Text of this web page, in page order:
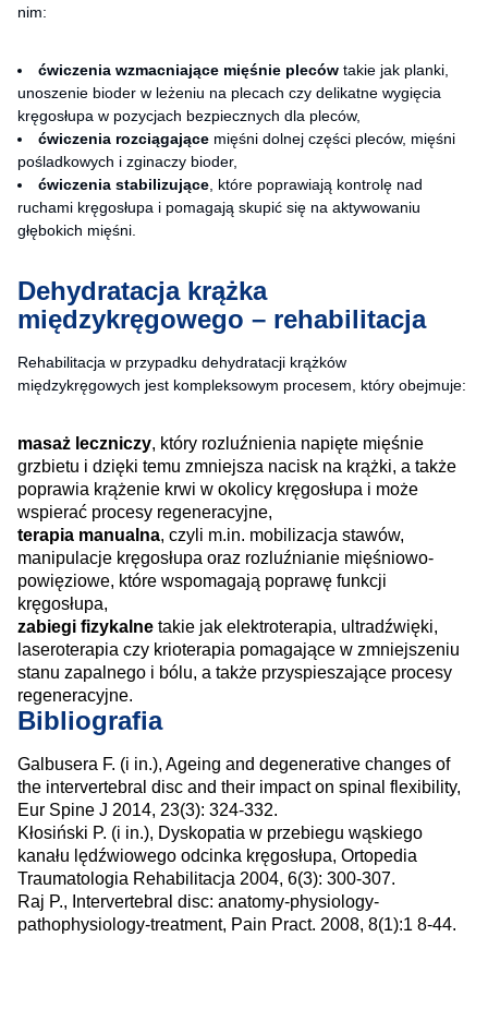
nim:
ćwiczenia wzmacniające mięśnie pleców takie jak planki,
unoszenie bioder w leżeniu na plecach czy delikatne wygięcia
kręgosłupa w pozycjach bezpiecznych dla pleców,
ćwiczenia rozciągające mięśni dolnej części pleców, mięśni
pośladkowych i zginaczy bioder,
ćwiczenia stabilizujące, które poprawiają kontrolę nad
ruchami kręgosłupa i pomagają skupić się na aktywowaniu
głębokich mięśni.
Dehydratacja krążka
międzykręgowego – rehabilitacja
Rehabilitacja w przypadku dehydratacji krążków
międzykręgowych jest kompleksowym procesem, który obejmuje:
masaż leczniczy, który rozluźnienia napięte mięśnie
grzbietu i dzięki temu zmniejsza nacisk na krążki, a także
poprawia krążenie krwi w okolicy kręgosłupa i może
wspierać procesy regeneracyjne,
terapia manualna, czyli m.in. mobilizacja stawów,
manipulacje kręgosłupa oraz rozluźnianie mięśniowo-
powięziowe, które wspomagają poprawę funkcji
kręgosłupa,
zabiegi fizykalne takie jak elektroterapia, ultradźwięki,
laseroterapia czy krioterapia pomagające w zmniejszeniu
stanu zapalnego i bólu, a także przyspieszające procesy
regeneracyjne.
Bibliografia
Galbusera F. (i in.), Ageing and degenerative changes of
the intervertebral disc and their impact on spinal flexibility,
Eur Spine J 2014, 23(3): 324-332.
Kłosiński P. (i in.), Dyskopatia w przebiegu wąskiego
kanału lędźwiowego odcinka kręgosłupa, Ortopedia
Traumatologia Rehabilitacja 2004, 6(3): 300-307.
Raj P., Intervertebral disc: anatomy-physiology-
pathophysiology-treatment, Pain Pract. 2008, 8(1):1 8-44.